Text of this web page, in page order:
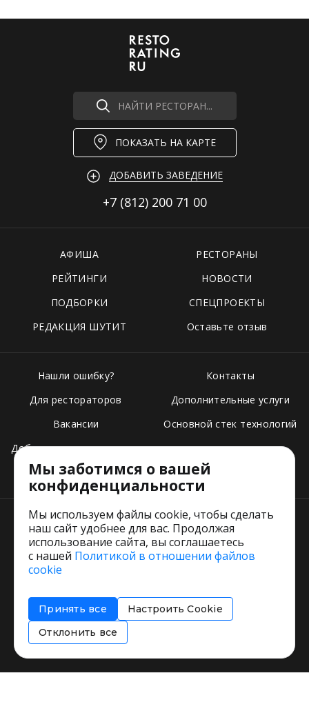
НАЙТИ РЕСТОРАН...
ПОКАЗАТЬ НА КАРТЕ
ДОБАВИТЬ ЗАВЕДЕНИЕ
+7 (812) 200 71 00
АФИША
РЕСТОРАНЫ
РЕЙТИНГИ
НОВОСТИ
ПОДБОРКИ
СПЕЦПРОЕКТЫ
РЕДАКЦИЯ ШУТИТ
Оставьте отзыв
Нашли ошибку?
Для рестораторов
Вакансии
Добавить свое заведение
Тарифы
Контакты
Дополнительные услуги
Основной стек технологий
Пользовательское соглашение
Соглашение об информировании
Политика использования cookies
Мы заботимся о вашей
конфиденциальности
Мы используем файлы cookie, чтобы сделать
наш сайт удобнее для вас. Продолжая
использование сайта, вы соглашаетесь
с нашей Политикой в отношении файлов
cookie
Принять все
Настроить Cookie
Отклонить все